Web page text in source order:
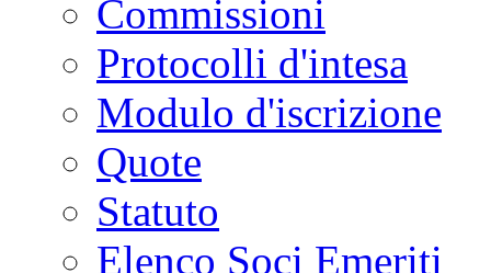
Commissioni
Protocolli d'intesa
Modulo d'iscrizione
Quote
Statuto
Elenco Soci Emeriti